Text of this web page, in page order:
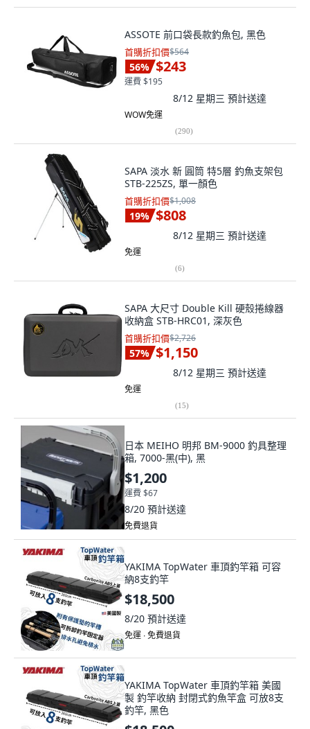
ASSOTE 前口袋長款釣魚包, 黑色
首購折扣價$564
56% $243
運費 $195
8/12 星期三 預計送達
WOW免運
(290)
SAPA 淡水 新 圓筒 特5層 釣魚支架包
STB-225ZS, 單一顏色
首購折扣價$1,008
19% $808
8/12 星期三 預計送達
免運
(6)
SAPA 大尺寸 Double Kill 硬殼捲線器
收納盒 STB-HRC01, 深灰色
首購折扣價$2,726
57% $1,150
8/12 星期三 預計送達
免運
(15)
日本 MEIHO 明邦 BM-9000 釣具整理
箱, 7000-黑(中), 黑
$1,200
運費 $67
8/20 預計送達
免費退貨
YAKIMA TopWater 車頂釣竿箱 可容
納8支釣竿
$18,500
8/20 預計送達
免運 ∙ 免費退貨
YAKIMA TopWater 車頂釣竿箱 美國
製 釣竿收納 封閉式釣魚竿盒 可放8支
釣竿, 黑色